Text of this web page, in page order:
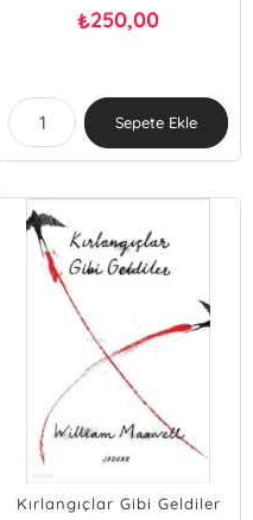
₺250,00
Sepete Ekle
Kırlangıçlar Gibi Geldiler